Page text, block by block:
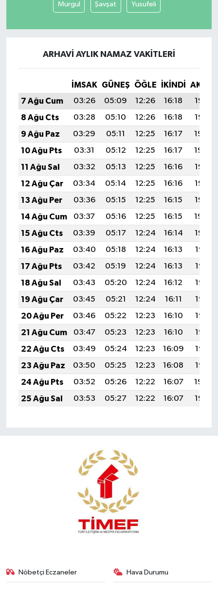
Murgul Şavşat Yusufeli
ARHAVI AYLIK NAMAZ VAKITLERI
İMSAK GÜNEŞ ÖĞLE İKINDI
7 Ağu Cum
03:26 05:09 12:26 16:18
19:33
8 Ağu Cts
03:28 05:10 12:26 16:18
19:32
9 Ağu Paz
03:29 05:11 12:25 16:17
19:30
10 Ağu Pts
03:31 05:12 12:25 16:17
19:29
11 Ağu Sal
03:32 05:13 12:25 16:16
19:28
12 Ağu Çar
03:34 05:14 12:25 16:16
19:26
13 Ağu Per
03:36 05:15 12:25 16:15
19:25
14 Ağu Cum
03:37 05:16 12:25 16:15
19:24
15 Ağu Cts
03:39 05:17 12:24 16:14
19:22
16 Ağu Paz
03:40 05:18 12:24 16:13
19:21
17 Ağu Pts
03:42 05:19 12:24 16:13
19:19
18 Ağu Sal
03:43 05:20 12:24 16:12
19:18
19 Ağu Çar
03:45 05:21 12:24 16:11
19:16
20 Ağu Per
03:46 05:22 12:23 16:10
19:15
21 Ağu Cum
03:47 05:23 12:23 16:10
19:13
22 Ağu Cts
03:49 05:24 12:23 16:09
19:12
23 Ağu Paz
03:50 05:25 12:23 16:08
19:10
24 Ağu Pts
03:52 05:26 12:22 16:07
19:09
25 Ağu Sal
03:53 05:27 12:22 16:07 19:07
Nöbetçi Eczaneler Hava Durumu